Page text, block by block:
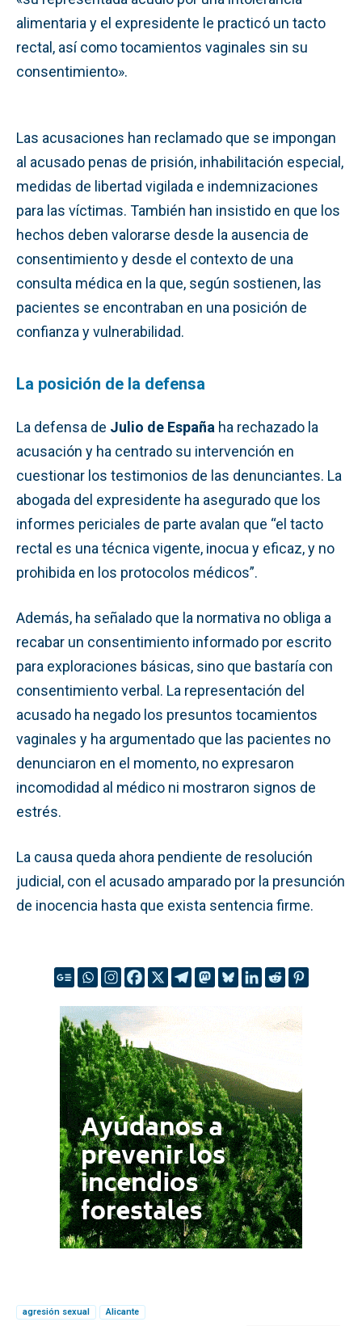
alimentaria y el expresidente le practicó un tacto
rectal, así como tocamientos vaginales sin su
consentimiento».
Las acusaciones han reclamado que se impongan
al acusado penas de prisión, inhabilitación especial,
medidas de libertad vigilada e indemnizaciones
para las víctimas. También han insistido en que los
hechos deben valorarse desde la ausencia de
consentimiento y desde el contexto de una
consulta médica en la que, según sostienen, las
pacientes se encontraban en una posición de
confianza y vulnerabilidad.
La posición de la defensa
La defensa de Julio de España ha rechazado la
acusación y ha centrado su intervención en
cuestionar los testimonios de las denunciantes. La
abogada del expresidente ha asegurado que los
informes periciales de parte avalan que “el tacto
rectal es una técnica vigente, inocua y eficaz, y no
prohibida en los protocolos médicos”.
Además, ha señalado que la normativa no obliga a
recabar un consentimiento informado por escrito
para exploraciones básicas, sino que bastaría con
consentimiento verbal. La representación del
acusado ha negado los presuntos tocamientos
vaginales y ha argumentado que las pacientes no
denunciaron en el momento, no expresaron
incomodidad al médico ni mostraron signos de
estrés.
La causa queda ahora pendiente de resolución
judicial, con el acusado amparado por la presunción
de inocencia hasta que exista sentencia firme.
agresión sexual
Alicante